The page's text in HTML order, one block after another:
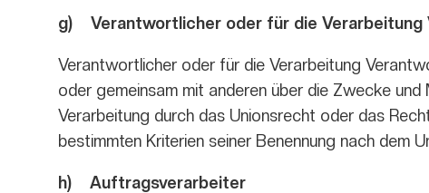
g) Verantwortlicher oder für die Verarbeitung
Verantwortlicher oder für die Verarbeitung
oder gemeinsam mit anderen über die Zwecke
Verarbeitung durch das Unionsrecht oder das
bestimmten Kriterien seiner Benennung nach dem
h) Auftragsverarbeiter